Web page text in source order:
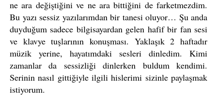
ne ara değiştiğini ve ne ara bittiğini de farketmezdim.
Bu yazı sessiz yazılarımdan bir tanesi oluyor… Şu anda
duyduğum sadece bilgisayardan gelen hafif bir fan sesi
ve klavye tuşlarının konuşması. Yaklaşık 2 haftadır
müzik yerine, hayatımdaki sesleri dinledim. Kimi
zamanlar da sessizliği dinlerken buldum kendimi.
Serinin nasıl gittiğiyle ilgili hislerimi sizinle paylaşmak
istiyorum.